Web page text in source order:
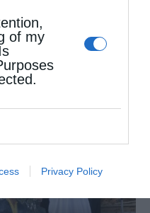
of my
Privacy Policy
του Σωτήρος